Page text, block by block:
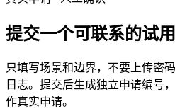
提交一个可联系的试
只填写场景和边界，不要上传密
日志。提交后生成独立申请编号
作真实申请。